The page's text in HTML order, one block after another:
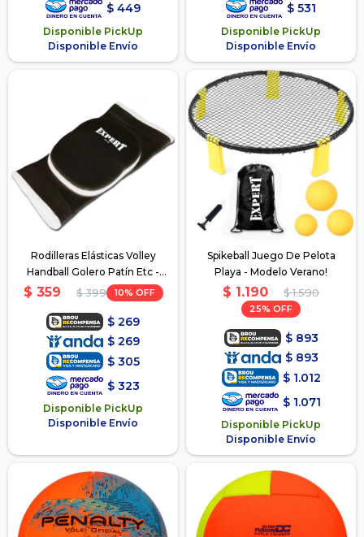
$ 449
Disponible PickUp
Disponible Envío
$ 531
Disponible PickUp
Disponible Envío
Rodilleras Elásticas Volley
Handball Golero Patín Etc -
Negro
$ 359 $ 399 10
$ 269
$ 269
$ 305
$ 323
Disponible PickUp
Disponible Envío
Spikeball Juego De Pelota
Playa - Modelo Verano!
$ 1.190 $ 1.590
25
$ 893
$ 893
$ 1.012
$ 1.071
Disponible PickUp
Disponible Envío